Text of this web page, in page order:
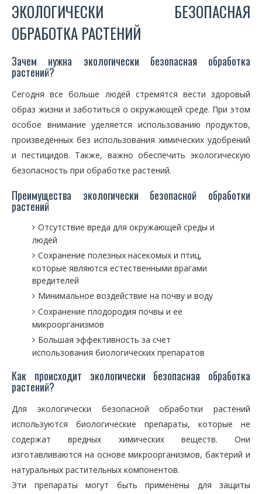
ЭКОЛОГИЧЕСКИ БЕЗОПАСНАЯ
ОБРАБОТКА РАСТЕНИЙ
Зачем нужна экологически безопасная обработка
растений?
Сегодня все больше людей стремятся вести здоровый
образ жизни и заботиться о окружающей среде. При этом
особое внимание уделяется использованию продуктов,
произведенных без использования химических удобрений
и пестицидов. Также, важно обеспечить экологическую
безопасность при обработке растений.
Преимущества экологически безопасной обработки
растений
Отсутствие вреда для окружающей среды и
людей
Сохранение полезных насекомых и птиц,
которые являются естественными врагами
вредителей
Минимальное воздействие на почву и воду
Сохранение плодородия почвы и ее
микроорганизмов
Большая эффективность за счет
использования биологических препаратов
Как происходит экологически безопасная обработка
растений?
Для экологически безопасной обработки растений
используются биологические препараты, которые не
содержат вредных химических веществ. Они
изготавливаются на основе микроорганизмов, бактерий и
натуральных растительных компонентов.
Эти препараты могут быть применены для защиты